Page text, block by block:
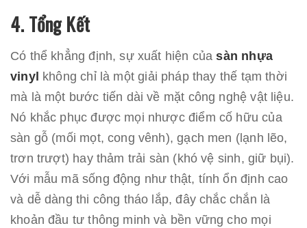
4. Tổng Kết
Có thể khẳng định, sự xuất hiện củasàn nhựa
vinyl không chỉ là một giải pháp thay thế tạm thời
mà là một bước tiến dài về mặt công nghệ vật liệu.
Nó khắc phục được mọi nhược điểm cố hữu của
sàn gỗ (mối mọt, cong vênh), gạch men (lạnh lẽo,
trơn trượt) hay thảm trải sàn (khó vệ sinh, giữ bụi).
Với mẫu mã sống động như thật, tính ổn định cao
và dễ dàng thi công tháo lắp, đây chắc chắn là
khoản đầu tư thông minh và bền vững cho mọi